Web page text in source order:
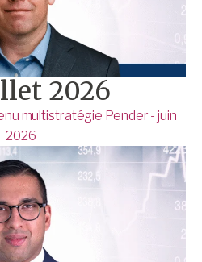
2026
multistratégie Pender - juin
2026